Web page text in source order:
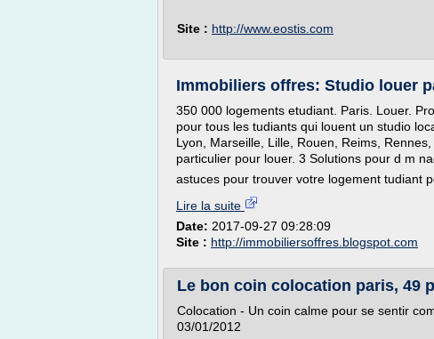
Site : http://www.eostis.com
Immobiliers offres: Studio louer
350 000 logements etudiant. Paris. Louer.
pour tous les tudiants qui louent un studio
Lyon, Marseille, Lille, Rouen, Reims,
particulier pour louer. 3 Solutions pour d m
astuces pour trouver votre logement tudiant
Lire la suite
Date: 2017-09-27 09:28:09
Site : http://immobiliersoffres.blogspot.com
Le bon coin colocation paris, 49
Colocation - Un coin calme pour se sentir
03/01/2012